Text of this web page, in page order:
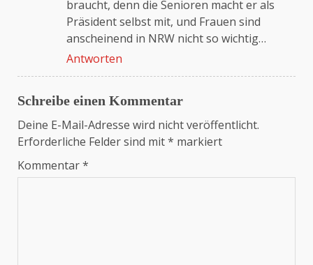
braucht, denn die Senioren macht er als
Präsident selbst mit, und Frauen sind
anscheinend in NRW nicht so wichtig…
Antworten
Schreibe einen Kommentar
Deine E-Mail-Adresse wird nicht veröffentlicht.
Erforderliche Felder sind mit* markiert
Kommentar*